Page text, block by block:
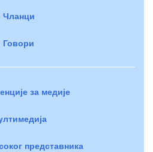
Чланци
Говори
за медије
представника